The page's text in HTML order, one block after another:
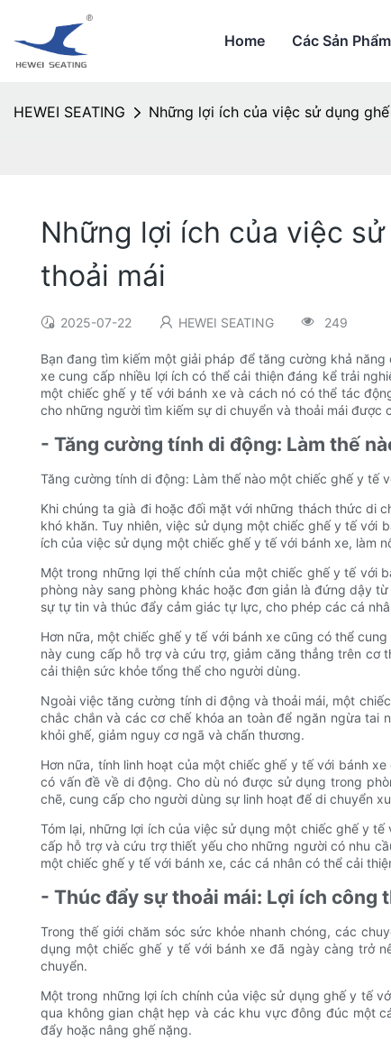
Home Các Sản Phẩm
HEWEI SEATING Những lợi ích của việc sử dụng
Những lợi ích của việc
thoải mái
2025-07-22 HEWEI SEATING 249
Bạn đang tìm kiếm một giải pháp để tăng cường khả
xe cung cấp nhiều lợi ích có thể cải thiện đáng kể trải
một chiếc ghế y tế với bánh xe và cách nó có thể tác
cho những người tìm kiếm sự di chuyển và thoải mái được
- Tăng cường tính di động: Làm thế
Tăng cường tính di động: Làm thế nào một chiếc ghế y tế
Khi chúng ta già đi hoặc đối mặt với những thách thức di
khó khăn. Tuy nhiên, việc sử dụng một chiếc ghế y tế với
ích của việc sử dụng một chiếc ghế y tế với bánh xe, làm
Một trong những lợi thế chính của một chiếc ghế y tế với
phòng này sang phòng khác hoặc đơn giản là đứng dậy
sự tự tin và thúc đẩy cảm giác tự lực, cho phép các cá
Hơn nữa, một chiếc ghế y tế với bánh xe cũng có thể
này cung cấp hỗ trợ và cứu trợ, giảm căng thẳng trên cơ
cải thiện sức khỏe tổng thể cho người dùng.
Ngoài việc tăng cường tính di động và thoải mái, một
chắc chắn và các cơ chế khóa an toàn để ngăn ngừa tai
khỏi ghế, giảm nguy cơ ngã và chấn thương.
Hơn nữa, tính linh hoạt của một chiếc ghế y tế với bánh
có vấn đề về di động. Cho dù nó được sử dụng trong
chẽ, cung cấp cho người dùng sự linh hoạt để di chuyển
Tóm lại, những lợi ích của việc sử dụng một chiếc ghế y
cấp hỗ trợ và cứu trợ thiết yếu cho những người có nhu
một chiếc ghế y tế với bánh xe, các cá nhân có thể cải
- Thúc đẩy sự thoải mái: Lợi ích công
Trong thế giới chăm sóc sức khỏe nhanh chóng, các
dụng một chiếc ghế y tế với bánh xe đã ngày càng trở
chuyển.
Một trong những lợi ích chính của việc sử dụng ghế y tế
qua không gian chật hẹp và các khu vực đông đúc một
đẩy hoặc nâng ghế nặng.